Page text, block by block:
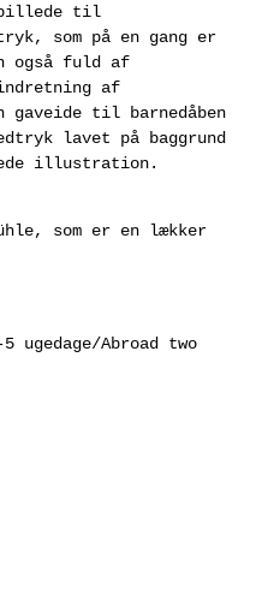
til
som på en gang er
også fuld af
af
gaveide til barnedåben
lavet på baggrund
illustration.
som er en lækker
er syrefrit, en smule
godt imod den
der er trykt med.
på forsiden.
den måde kan de
5 ugedage/Abroad two